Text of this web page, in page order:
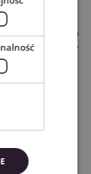
zgodę, w
na
dokonano na
Cofnięcie zgody
adres e-mail
usługi
z którymi
księgowych i
i w
organy